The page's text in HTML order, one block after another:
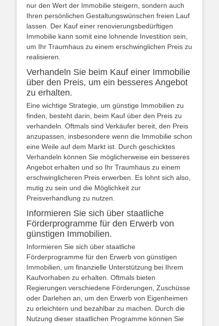
nur den Wert der Immobilie steigern, sondern auch
Ihren persönlichen Gestaltungswünschen freien Lauf
lassen. Der Kauf einer renovierungsbedürftigen
Immobilie kann somit eine lohnende Investition sein,
um Ihr Traumhaus zu einem erschwinglichen Preis zu
realisieren.
Verhandeln Sie beim Kauf einer Immobilie
über den Preis, um ein besseres Angebot
zu erhalten.
Eine wichtige Strategie, um günstige Immobilien zu
finden, besteht darin, beim Kauf über den Preis zu
verhandeln. Oftmals sind Verkäufer bereit, den Preis
anzupassen, insbesondere wenn die Immobilie schon
eine Weile auf dem Markt ist. Durch geschicktes
Verhandeln können Sie möglicherweise ein besseres
Angebot erhalten und so Ihr Traumhaus zu einem
erschwinglicheren Preis erwerben. Es lohnt sich also,
mutig zu sein und die Möglichkeit zur
Preisverhandlung zu nutzen.
Informieren Sie sich über staatliche
Förderprogramme für den Erwerb von
günstigen Immobilien.
Informieren Sie sich über staatliche
Förderprogramme für den Erwerb von günstigen
Immobilien, um finanzielle Unterstützung bei Ihrem
Kaufvorhaben zu erhalten. Oftmals bieten
Regierungen verschiedene Förderungen, Zuschüsse
oder Darlehen an, um den Erwerb von Eigenheimen
zu erleichtern und bezahlbar zu machen. Durch die
Nutzung dieser staatlichen Programme können Sie